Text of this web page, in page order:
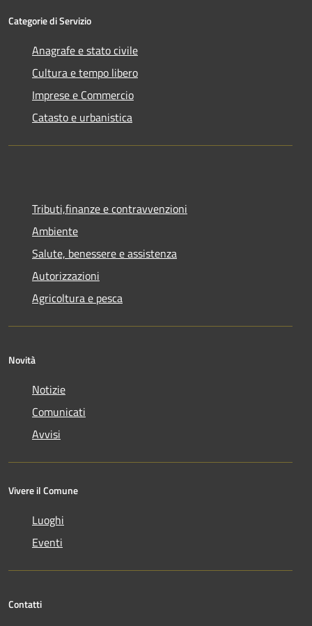
Categorie di Servizio
Anagrafe e stato civile
Cultura e tempo libero
Imprese e Commercio
Catasto e urbanistica
Tributi,finanze e contravvenzioni
Ambiente
Salute, benessere e assistenza
Autorizzazioni
Agricoltura e pesca
Novità
Notizie
Comunicati
Avvisi
Vivere il Comune
Luoghi
Eventi
Contatti